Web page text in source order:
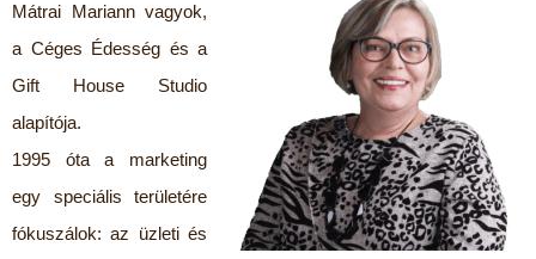
Mátrai Mariann vagyok,
a Céges Édesség és a
Gift House Studio
alapítója.
1995 óta a marketing
egy speciális területére
fókuszálok: az üzleti és